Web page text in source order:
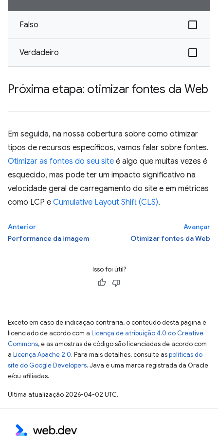
Falso
Verdadeiro
Próxima etapa: otimizar fontes da Web
Em seguida, na nossa cobertura sobre como otimizar
tipos de recursos específicos, vamos falar sobre fontes.
Otimizar as fontes do seu site é algo que muitas vezes é
esquecido, mas pode ter um impacto significativo na
velocidade geral de carregamento do site e em métricas
como LCP e Cumulative Layout Shift (CLS).
Anterior
Performance da imagem
Avançar
Otimizar fontes da Web
Isso foi útil?
Exceto em caso de indicação contrária, o conteúdo desta página é
licenciado de acordo com a Licença de atribuição 4.0 do Creative
Commons, e as amostras de código são licenciadas de acordo com
a Licença Apache 2.0. Para mais detalhes, consulte aspolíticas do
site do Google Developers. Java é uma marca registrada da Oracle
e/ou afiliadas.
Última atualização 2026-04-02 UTC.